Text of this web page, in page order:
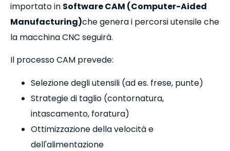
importato in Software CAM (Computer-Aided
Manufacturing)che genera i percorsi utensile che
la macchina CNC seguirà.
Il processo CAM prevede:
Selezione degli utensili (ad es. frese, punte)
Strategie di taglio (contornatura,
intascamento, foratura)
Ottimizzazione della velocità e
dell'alimentazione